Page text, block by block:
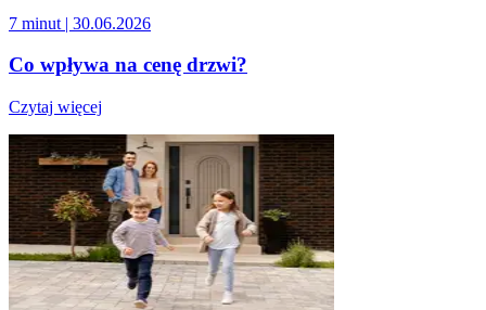
7 minut | 30.06.2026
Co wpływa na cenę drzwi?
Czytaj więcej